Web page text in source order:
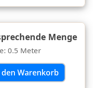
Menge
0.5 Meter
den Warenkorb